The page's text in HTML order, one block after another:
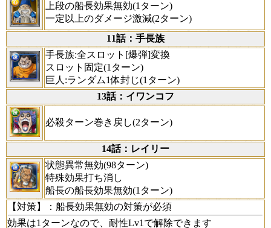
上段の船長効果無効(1ターン)
一定以上のダメージ激減(2ターン)
11話：手長族
手長族:全スロット[爆弾]変換
スロット固定(1ターン)
巨人:ランダム1体封じ(1ターン)
13話：イワンコフ
必殺ターン巻き戻し(2ターン)
14話：レイリー
状態異常無効(98ターン)
特殊効果打ち消し
船長の船長効果無効(1ターン)
【対策】
：船長効果無効の対策が必須
効果は1ターンなので、耐性Lv1で解除できます